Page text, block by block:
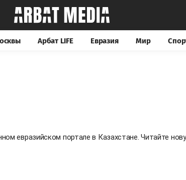
Арбат LIFE Евразия Мир
евразийском портале в Казахстане. Читайте